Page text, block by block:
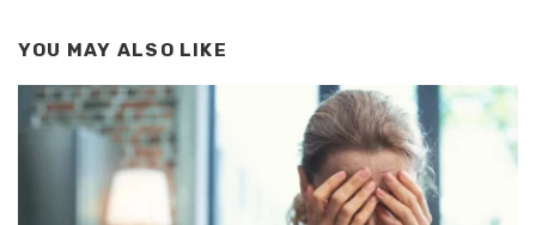
YOU MAY ALSO LIKE